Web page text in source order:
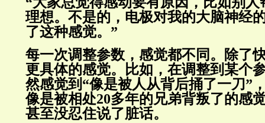
理想。不是的，电极对我的大脑神经
了这种感觉。”
每一次调整参数，感觉都不同。除了
更具体的感觉。比如，在调整到某个
然感觉到“像是被人从背后捅了一刀”
像是被相处20多年的兄弟背叛了的感
甚至没忍住说了脏话。